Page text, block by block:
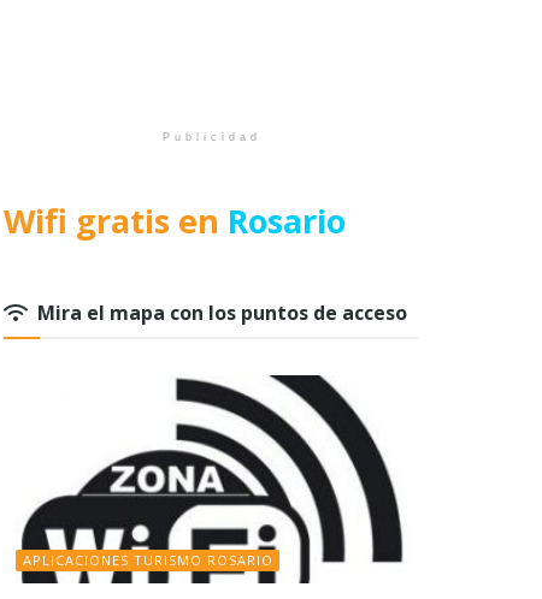
Publicidad
Wifi gratis en Rosario
Mira el mapa con los puntos de acceso
APLICACIONES TURISMO ROSARIO